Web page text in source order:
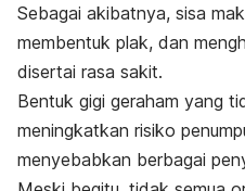
Sebagai akibatnya, sisa
membentuk plak, dan
disertai rasa sakit.
Bentuk gigi geraham yang
meningkatkan risiko
menyebabkan berbagai